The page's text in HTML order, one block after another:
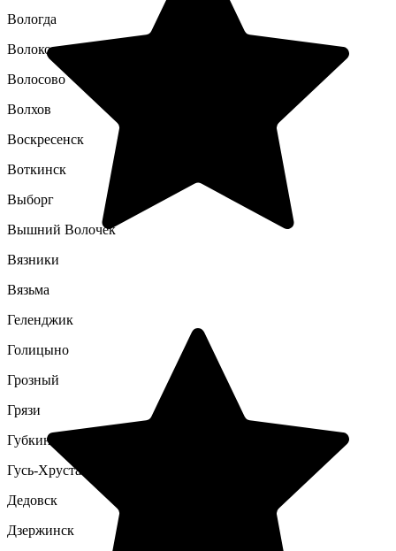
Вологда
Волоколамск
Волосово
Волхов
Воскресенск
Воткинск
Выборг
Вышний Волочек
Вязники
Вязьма
Геленджик
Голицыно
Грозный
Грязи
Губкин
Гусь-Хрустальный
Дедовск
Дзержинск